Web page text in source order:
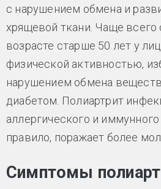
с нарушением обмена и
хрящевой ткани. Чаще всего
возрасте старше 50 лет у
физической активностью,
нарушением обмена
диабетом. Полиартрит
аллергического и иммунного
правило, поражает более
Симптомы